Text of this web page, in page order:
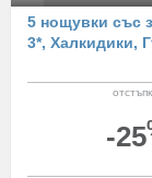
5 нощувки със
3*, Халкидики,
-25